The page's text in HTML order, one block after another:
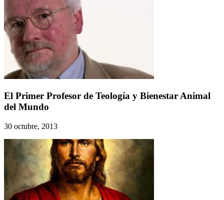
El Primer Profesor de Teología y Bienestar Animal
del Mundo
30 octubre, 2013